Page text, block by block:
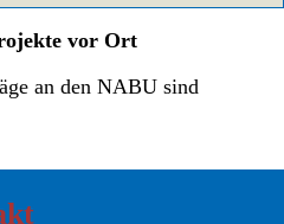
vor Ort
an den NABU sind